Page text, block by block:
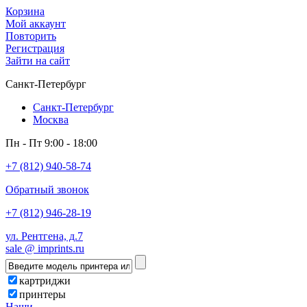
Корзина
Мой аккаунт
Повторить
Регистрация
Зайти на сайт
Санкт-Петербург
Санкт-Петербург
Москва
Пн - Пт 9:00 - 18:00
+7 (812) 940-58-74
Обратный звонок
+7 (812) 946-28-19
ул. Рентгена, д.7
sale @ imprints.ru
картриджи
принтеры